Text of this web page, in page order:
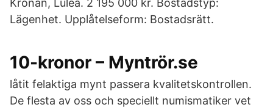
Kronan, Luleå. 2 195 000 kr. Bostadstyp:
Lägenhet. Upplåtelseform: Bostadsrätt.
10-kronor – Myntrör.se
låtit felaktiga mynt passera kvalitetskontrollen.
De flesta av oss och speciellt numismatiker vet